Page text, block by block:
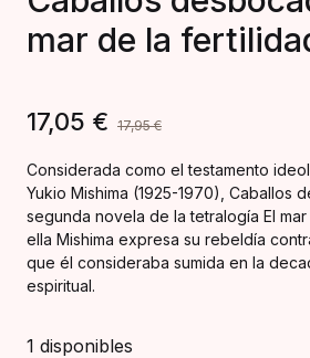
mar de la
17,05 € 17,95€
Considerada como el testamento
Yukio Mishima (1925-1970), Caballos
segunda novela de la tetralogía El
ella Mishima expresa su rebeldía
que él consideraba sumida en la
espiritual.
1 disponibles